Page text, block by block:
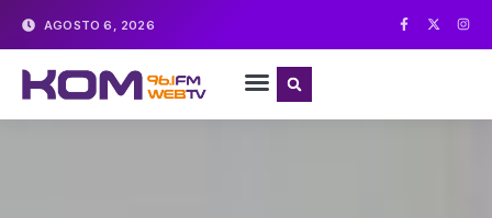
AGOSTO 6, 2026